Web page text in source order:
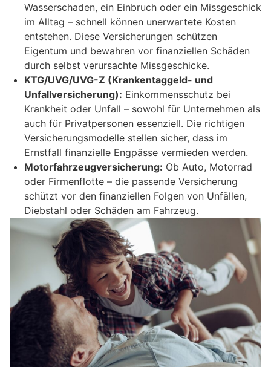
Wasserschaden, ein Einbruch oder ein Missgeschick
im Alltag – schnell können unerwartete Kosten
entstehen. Diese Versicherungen schützen
Eigentum und bewahren vor finanziellen Schäden
durch selbst verursachte Missgeschicke.
KTG/UVG/UVG-Z (Krankentaggeld- und
Unfallversicherung): Einkommensschutz bei
Krankheit oder Unfall – sowohl für Unternehmen als
auch für Privatpersonen essenziell. Die richtigen
Versicherungsmodelle stellen sicher, dass im
Ernstfall finanzielle Engpässe vermieden werden.
Motorfahrzeugversicherung: Ob Auto, Motorrad
oder Firmenflotte – die passende Versicherung
schützt vor den finanziellen Folgen von Unfällen,
Diebstahl oder Schäden am Fahrzeug.